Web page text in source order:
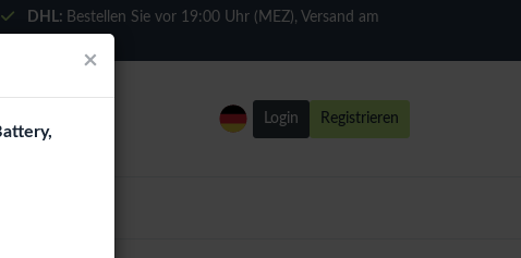
DHL: Bestellen Sie vor 19:00 Uhr (MEZ), Versand am
Login Registrieren
×